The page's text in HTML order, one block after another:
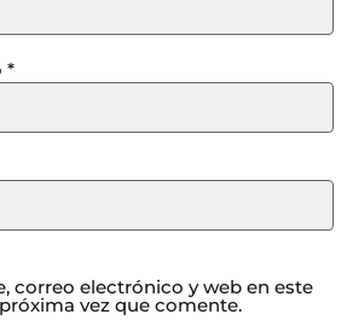
*
correo electrónico y web en este
vez que comente.